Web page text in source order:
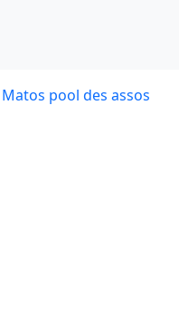
Matos pool des assos